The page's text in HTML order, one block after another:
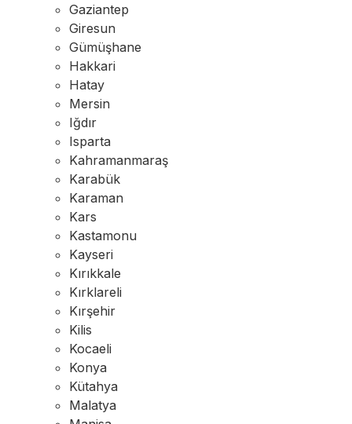
Gaziantep
Giresun
Gümüşhane
Hakkari
Hatay
Mersin
Iğdır
Isparta
Kahramanmaraş
Karabük
Karaman
Kars
Kastamonu
Kayseri
Kırıkkale
Kırklareli
Kırşehir
Kilis
Kocaeli
Konya
Kütahya
Malatya